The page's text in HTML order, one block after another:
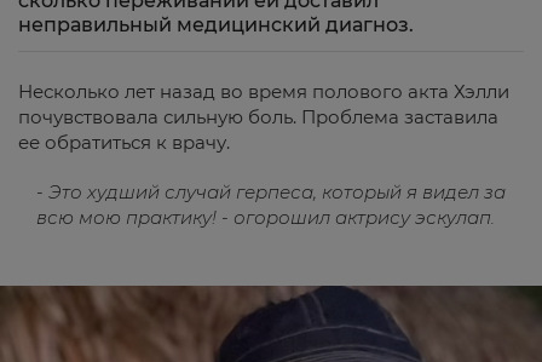
неправильный медицинский диагноз.
Несколько лет назад во время полового акта Хэлли
почувствовала сильную боль. Проблема заставила
ее обратиться к врачу.
- Это худший случай герпеса, который я видел за
всю мою практику! - огорошил актрису эскулап.